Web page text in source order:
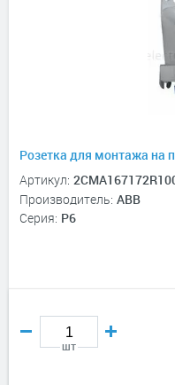
Розетка для монтажа на
Артикул:
Производитель: ABB
Серия: P6
шт